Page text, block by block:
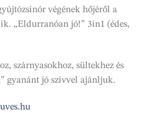
végének hőjéről a
„Eldurranóan jó!” 3in1 (édes,
szárnyasokhoz, sültekhez és
gyanánt jó szívvel ajánljuk.